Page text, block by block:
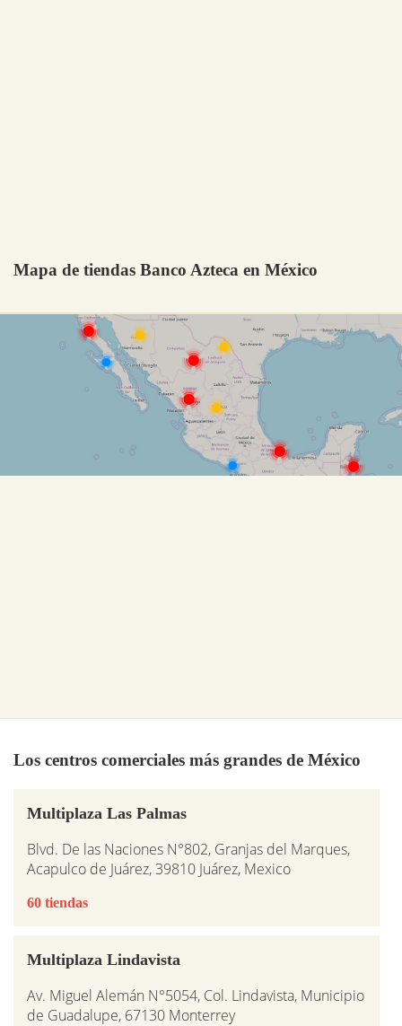
Mapa de tiendas Banco Azteca en México
Los centros comerciales más grandes de México
Multiplaza Las Palmas
Blvd. De las Naciones N°802, Granjas del Marques,
Acapulco de Juárez, 39810 Juárez, Mexico
60 tiendas
Multiplaza Lindavista
Av. Miguel Alemán N°5054, Col. Lindavista, Municipio
de Guadalupe, 67130 Monterrey